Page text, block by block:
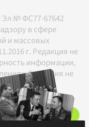
Эл № ФС77-67642
в сфере
и массовых
г. Редакция не
информации,
Редакция не
с